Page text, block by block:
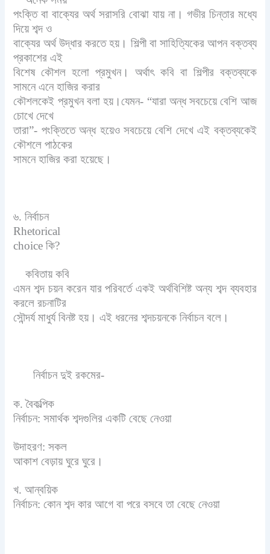
পংক্তি বা বাক্যের অর্থ সরাসরি বোঝা যায় না। গভীর চিন্তার মধ্যে
দিয়ে শব্দ ও
বাক্যের অর্থ উদ্ধার করতে হয়। শিল্পী বা সাহিত্যিকের আপন বক্তব্য
প্রকাশের এই
বিশেষ কৌশল হলো প্রমুখন। অর্থাৎ কবি বা শিল্পীর বক্তব্যকে
সামনে এনে হাজির করার
কৌশলকেই প্রমুখন বলা হয়।যেমন- “যারা অন্ধ সবচেয়ে বেশি আজ
চোখে দেখে
তারা”- পংক্তিতে অন্ধ হয়েও সবচেয়ে বেশি দেখে এই বক্তব্যকেই
কৌশলে পাঠকের
সামনে হাজির করা হয়েছে।
৬. নির্বাচন
Rhetorical
choiceকি?
কবিতায় কবি
এমন শব্দ চয়ন করেন যার পরিবর্তে একই অর্থবিশিষ্ট অন্য শব্দ ব্যবহার
করলে রচনাটির
সৌন্দর্য মাধুর্য বিনষ্ট হয়। এই ধরনের শব্দচয়নকে নির্বাচন বলে।
নির্বাচন দুই রকমের-
ক. বৈকল্পিক
নির্বাচন: সমার্থক শব্দগুলির একটি বেছে নেওয়া
উদাহরণ: সকল
আকাশ বেড়ায় ঘুরে ঘুরে।
খ. আন্বয়িক
নির্বাচন: কোন শব্দ কার আগে বা পরে বসবে তা বেছে নেওয়া